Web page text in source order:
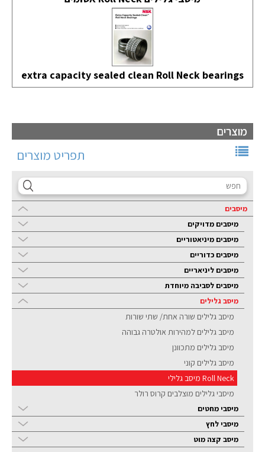
מוצרים
תפריט מוצרים
מיסבים
מיסבים מדויקים
מיסבים מיניאטוריים
מיסבים כדוריים
מיסבים ליניאריים
מיסבים לסביבה מיוחדת
מיסב גלילים
מיסב גלילים שורה אחת/ שתי שורות
מיסב גלילים למהירות אולטרה גבוהה
מיסב גלילים מתכוונן
מיסב גלילים קוני
Roll Neck מיסב גלילי
מיסבי גלילים מוצלבים קרוס רולר
מיסבי מחטים
מיסבי לחץ
מיסב קצה מוט
extra capacity sealed clean Roll Neck bearings